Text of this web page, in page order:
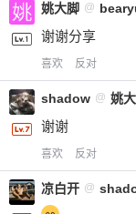
姚大脚 @
谢谢分享
喜欢 反对
shadow @ 姚
谢谢
喜欢 反对
凉白开 @